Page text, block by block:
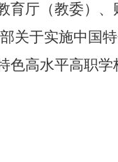
育厅（教委）
关于实施中国
色高水平高职